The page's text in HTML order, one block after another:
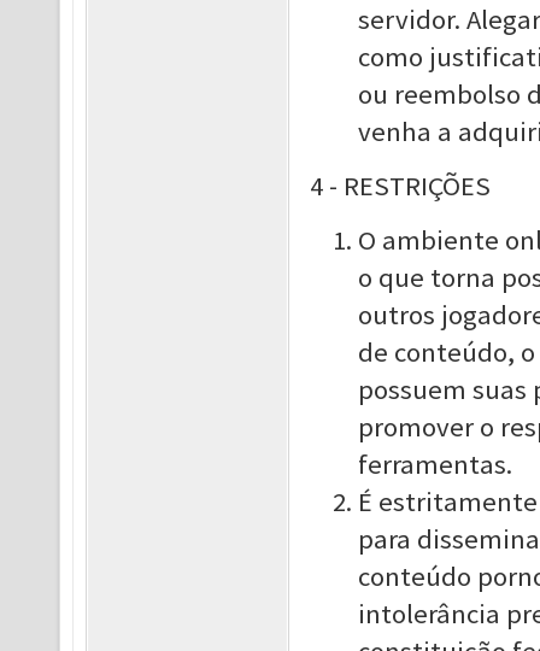
servidor.
como
ou reembolso
venha a
4 - RESTRIÇÕES
O ambiente
o que torna
outros
de conteúdo,
possuem suas
promover o
ferramentas.
É
para
conteúdo
intolerância